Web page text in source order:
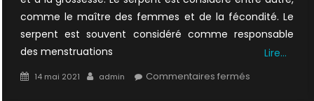
comme le maître des femmes et de la fécondité. Le
serpent est souvent considéré comme responsable
des menstruations
Lire…
Posted
14 mai 2021 Author
admin Commentaires ferméssur